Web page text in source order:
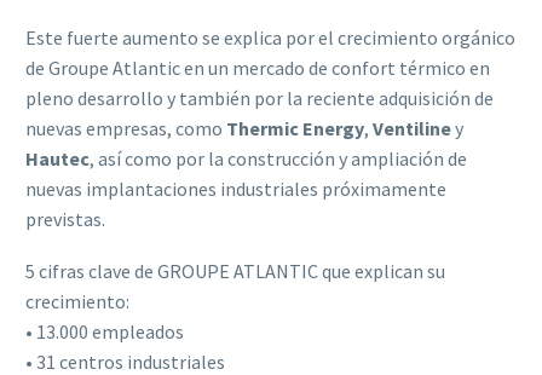
Este fuerte aumento se explica por el crecimiento orgánico
de Groupe Atlantic en un mercado de confort térmico en
pleno desarrollo y también por la reciente adquisición de
nuevas empresas, como Thermic Energy, Ventiliney
Hautec, así como por la construcción y ampliación de
nuevas implantaciones industriales próximamente
previstas.
5 cifras clave de GROUPE ATLANTIC que explican su
crecimiento:
• 13.000 empleados
• 31 centros industriales